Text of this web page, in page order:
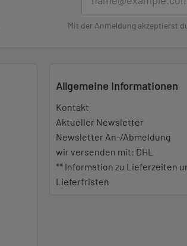
Mit der Anmeldung akzeptierst
Allgemeine Informationen
Kontakt
Aktueller Newsletter
Newsletter An-/Abmeldung
wir versenden mit: DHL
** Information zu Lieferzeiten
Lieferfristen